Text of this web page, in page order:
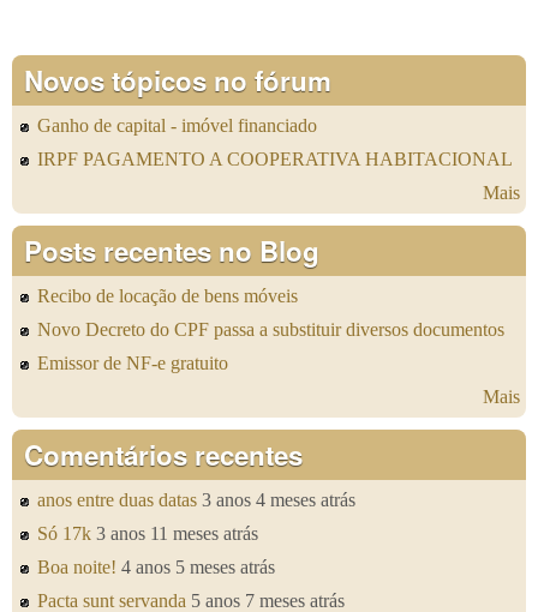
Novos tópicos no fórum
Ganho de capital - imóvel financiado
IRPF PAGAMENTO A COOPERATIVA HABITACIONAL
Mais
Posts recentes no Blog
Recibo de locação de bens móveis
Novo Decreto do CPF passa a substituir diversos documentos
Emissor de NF-e gratuito
Mais
Comentários recentes
anos entre duas datas 3 anos 4 meses atrás
Só 17k 3 anos 11 meses atrás
Boa noite! 4 anos 5 meses atrás
Pacta sunt servanda 5 anos 7 meses atrás